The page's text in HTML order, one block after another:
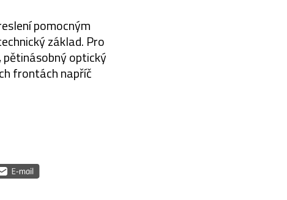
pomocným
základ. Pro
optický
frontách napříč